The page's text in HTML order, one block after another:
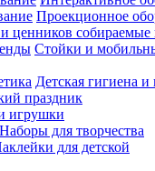
Проекционное
Стойки и
Детская гигиена и
праздник
игрушки
Наборы для творчества
для детской